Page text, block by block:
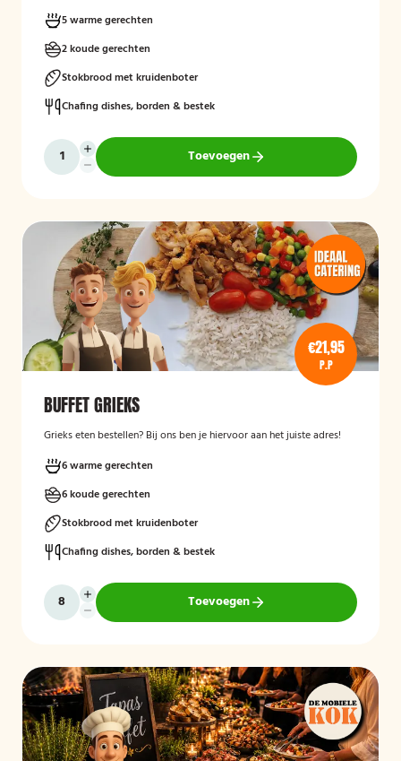
5 warme gerechten
2 koude gerechten
Stokbrood met kruidenboter
Chafing dishes, borden & bestek
Toevoegen
€21,95
P.P
BUFFET GRIEKS
Grieks eten bestellen? Bij ons ben je hiervoor aan het juiste adres!
6 warme gerechten
6 koude gerechten
Stokbrood met kruidenboter
Chafing dishes, borden & bestek
Toevoegen